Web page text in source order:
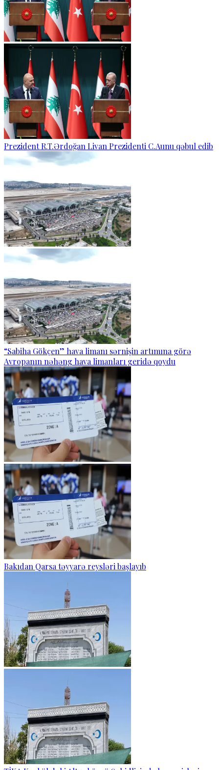
Prezident R.T.Ərdoğan Livan Prezidenti C.Aunu qəbul edib
“Sabiha Gökçen” hava limanı sərnişin artımına görə
Avropanın nəhəng hava limanları geridə qoydu
Bakıdan Qarsa təyyarə reysləri başlayıb